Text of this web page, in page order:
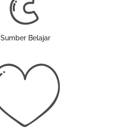
Sumber Belajar